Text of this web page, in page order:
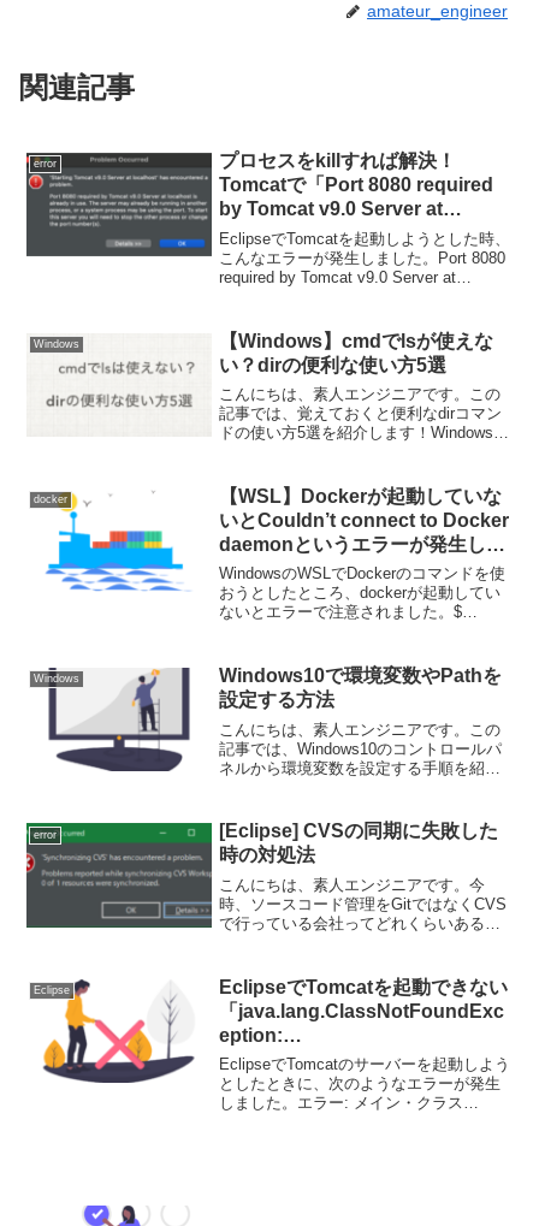
amateur_engineer
関連記事
error
プロセスをkillすれば解決！
Tomcatで「Port 8080 required
by Tomcat v9.0 Server at
localhost is already in use.」と
なった時の対処法
EclipseでTomcatを起動しようとした時、
こんなエラーが発生しました。Port 8080
required by Tomcat v9.0 Server at
Windows
【Windows】cmdでlsが使えな
い？dirの便利な使い方5選
こんにちは、素人エンジニアです。この
記事では、覚えておくと便利なdirコマン
ドの使い方5選を紹介します！Windowsで
てlsと打ち込んだ経験があるのではない
でしょ...
docker
【WSL】Dockerが起動していな
いとCouldn’t connect to Docker
daemonというエラーが発生しま
す
WindowsのWSLでDockerのコマンドを使
おうとしたところ、dockerが起動してい
ないとエラーで注意されました。$
Windows
Windows10で環境変数やPathを
設定する方法
こんにちは、素人エンジニアです。この
記事では、Windows10のコントロールパ
ネルから環境変数を設定する手順を紹介
ネル」と検索するか、Windowsスタート
メニュ...
error
[Eclipse] CVSの同期に失敗した
時の対処法
こんにちは、素人エンジニアです。今
時、ソースコード管理をGitではなくCVS
で行っている会社ってどれくらいあるん
年に数回だけ触れる機会があるのです
が、「CVSの同期」...
Eclipse
EclipseでTomcatを起動できない
「java.lang.ClassNotFoundExc
eption:
org.apache.catalina.startup.Boo
tstrap」のエラーが出た時の話
EclipseでTomcatのサーバーを起動しよう
としたときに、次のようなエラーが発生
しました。エラー: メイン・クラス